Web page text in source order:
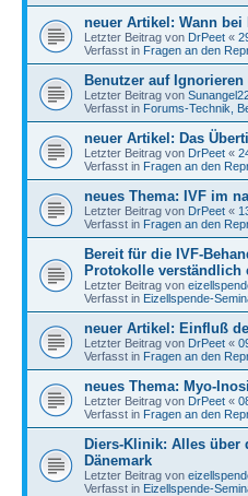
neuer Artikel: Wann
Letzter Beitrag von DrPeet «
Verfasst in Fragen an den
Benutzer auf
Letzter Beitrag von
Verfasst in Forums-Technik,
neuer Artikel: Das
Letzter Beitrag von DrPeet «
Verfasst in Fragen an den
neues Thema: IVF im
Letzter Beitrag von DrPeet «
Verfasst in Fragen an den
Bereit für die IVF-
Protokolle verständlich
Letzter Beitrag von
Verfasst in Eizellspende-
neuer Artikel: Einfluß
Letzter Beitrag von DrPeet «
Verfasst in Fragen an den
neues Thema: Myo-
Letzter Beitrag von DrPeet «
Verfasst in Fragen an den
Diers-Klinik: Alles über
Dänemark
Letzter Beitrag von
Verfasst in Eizellspende-